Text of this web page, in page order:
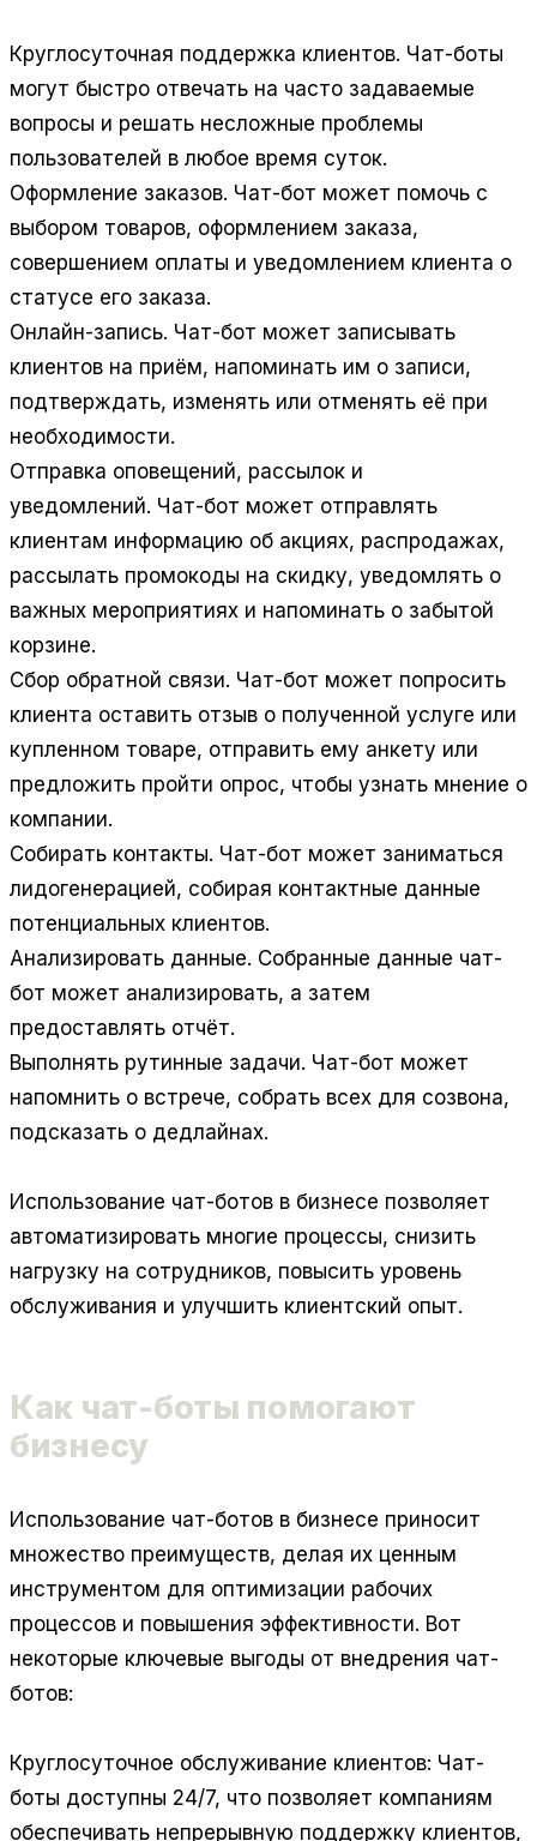
Круглосуточная поддержка клиентов. Чат-боты
могут быстро отвечать на часто задаваемые
вопросы и решать несложные проблемы
пользователей в любое время суток.
Оформление заказов. Чат-бот может помочь с
выбором товаров, оформлением заказа,
совершением оплаты и уведомлением клиента о
статусе его заказа.
Онлайн-запись. Чат-бот может записывать
клиентов на приём, напоминать им о записи,
подтверждать, изменять или отменять её при
необходимости.
Отправка оповещений, рассылок и
уведомлений. Чат-бот может отправлять
клиентам информацию об акциях, распродажах,
рассылать промокоды на скидку, уведомлять о
важных мероприятиях и напоминать о забытой
корзине.
Сбор обратной связи. Чат-бот может попросить
клиента оставить отзыв о полученной услуге или
купленном товаре, отправить ему анкету или
предложить пройти опрос, чтобы узнать мнение о
компании.
Собирать контакты. Чат-бот может заниматься
лидогенерацией, собирая контактные данные
потенциальных клиентов.
Анализировать данные. Собранные данные чат-
бот может анализировать, а затем
предоставлять отчёт.
Выполнять рутинные задачи. Чат-бот может
напомнить о встрече, собрать всех для созвона,
подсказать о дедлайнах.
Использование чат-ботов в бизнесе позволяет
автоматизировать многие процессы, снизить
нагрузку на сотрудников, повысить уровень
обслуживания и улучшить клиентский опыт.
Как чат-боты помогают
бизнесу
Использование чат-ботов в бизнесе приносит
множество преимуществ, делая их ценным
инструментом для оптимизации рабочих
процессов и повышения эффективности. Вот
некоторые ключевые выгоды от внедрения чат-
ботов:
Круглосуточное обслуживание клиентов: Чат-
боты доступны 24/7, что позволяет компаниям
обеспечивать непрерывную поддержку клиентов,